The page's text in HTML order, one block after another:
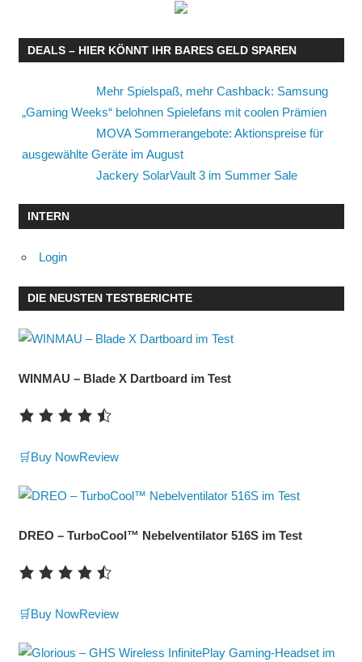
DEALS – HIER KÖNNT IHR BARES GELD SPAREN
Mehr Spielspaß, mehr Cashback: Samsung
„Gaming Weeks“ belohnen Spielefans mit coolen Prämien
MOVA Sommerangebote: Aktionspreise für
ausgewählte Geräte im August
Jackery SolarVault 3 im Summer Sale
INTERN
Login
DIE NEUSTEN TESTBERICHTE
WINMAU – Blade X Dartboard im Test
🛒Buy NowReview
DREO – TurboCool™ Nebelventilator 516S im Test
🛒Buy NowReview